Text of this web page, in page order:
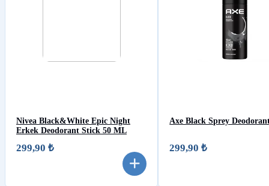
Nivea Black&White Epic Night
Erkek Deodorant Stick 50 ML
299,90 ₺
Axe Black Sprey
299,90 ₺